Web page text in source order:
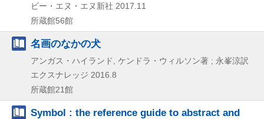
ビー・エヌ・エヌ新社 2017.11
所蔵館56館
名画のなかの犬
アンガス・ハイランド, ケンドラ・ウィルソン著 ; 永峯涼訳
エクスナレッジ 2016.8
所蔵館21館
Symbol : the reference guide to abstract and